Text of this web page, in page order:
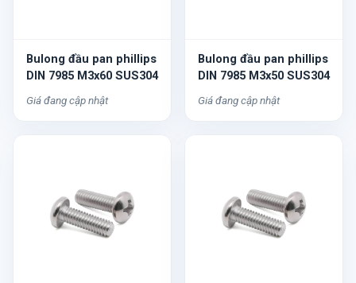
Bulong đầu pan phillips
DIN 7985 M3x60 SUS304
Giá đang cập nhật
Bulong đầu pan phillips
DIN 7985 M3x50 SUS304
Giá đang cập nhật